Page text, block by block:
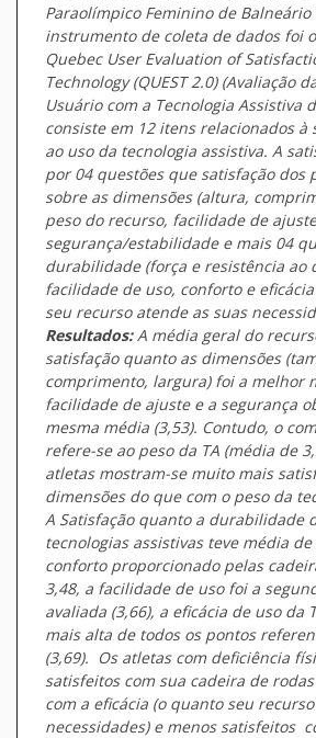
Paraolímpico Feminino de Balneário
instrumento de coleta de dados foi
Quebec User Evaluation of
Technology (QUEST 2.0) (Avaliação
Usuário com a Tecnologia Assistiva
consiste em 12 itens relacionados à
ao uso da tecnologia assistiva. A
por 04 questões que satisfação dos
sobre as dimensões (altura,
peso do recurso, facilidade de
segurança/estabilidade e mais 04
durabilidade (força e resistência ao
facilidade de uso, conforto e
seu recurso atende as suas
Resultados:A média geral do
satisfação quanto as dimensões
comprimento, largura) foi a melhor
facilidade de ajuste e a segurança
mesma média (3,53). Contudo, o
refere-se ao peso da TA (média de
atletas mostram-se muito mais
dimensões do que com o peso da
A Satisfação quanto a durabilidade
tecnologias assistivas teve média de
conforto proporcionado pelas
3,48, a facilidade de uso foi a
avaliada (3,66), a eficácia de uso da
mais alta de todos os pontos
(3,69). Os atletas com deficiência
satisfeitos com sua cadeira de
com a eficácia (o quanto seu
necessidades) e menos satisfeitos